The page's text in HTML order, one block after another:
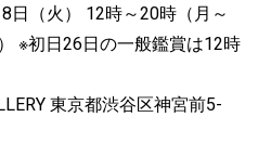
日（火） 12時～20時（月～
※初日26日の一般鑑賞は12時
東京都渋谷区神宮前5-